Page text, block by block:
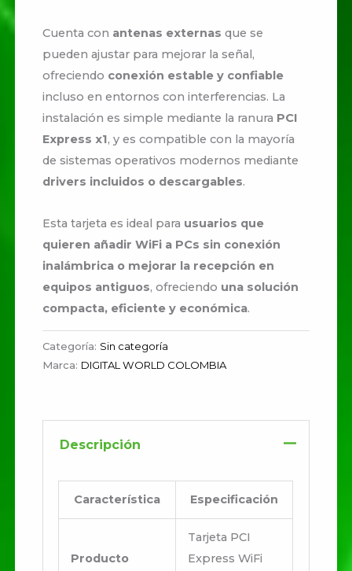
Cuenta con antenas externas que se
pueden ajustar para mejorar la señal,
ofreciendo conexión estable y confiable
incluso en entornos con interferencias. La
instalación es simple mediante la ranura PCI
Express x1, y es compatible con la mayoría
de sistemas operativos modernos mediante
drivers incluidos o descargables.
Esta tarjeta es ideal para usuarios que
quieren añadir WiFi a PCs sin conexión
inalámbrica o mejorar la recepción en
equipos antiguos, ofreciendo una solución
compacta, eficiente y económica.
Categoría: Sin categoría
Marca: DIGITAL WORLD COLOMBIA
Descripción
Característica Especificación
Producto
Tarjeta PCI
Express WiFi